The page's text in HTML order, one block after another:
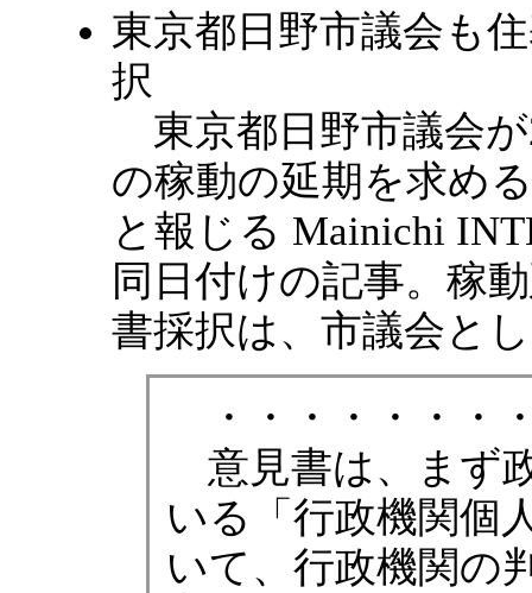
東京都日野市議会も
択
東京都日野市議会が
の稼動の延期を求め
と報じる Mainichi
同日付けの記事。稼
書採択は、市議会と
・・・・・・・
意見書は、まず
いる「行政機関個
いて、行政機関の